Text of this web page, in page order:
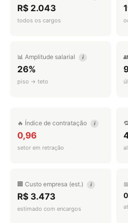
R$ 2.043
todos os cargos
📊 Amplitude salarial i
26%
piso → teto
🔥 Índice de contratação i
0,96
setor em retração
🏢 Custo empresa (est.) i
R$ 3.473
estimado com encargos